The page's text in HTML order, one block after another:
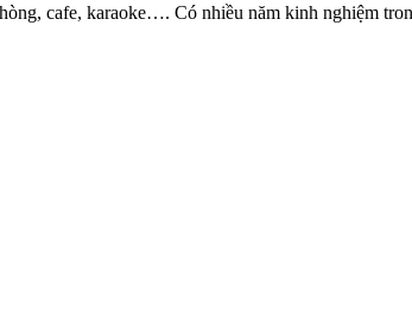
cafe, karaoke…. Có nhiều năm kinh nghiệm